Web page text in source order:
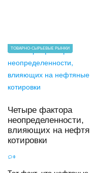
ТОВАРНО-СЫРЬЕВЫЕ РЫНКИ
Четыре фактора
неопределенности,
влияющих на
котировки
0